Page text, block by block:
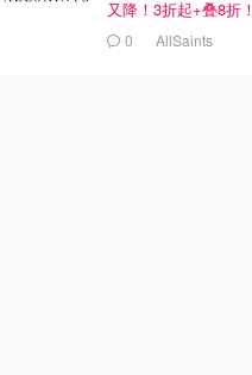
又降！3折起+叠8折！
0 AllSaints